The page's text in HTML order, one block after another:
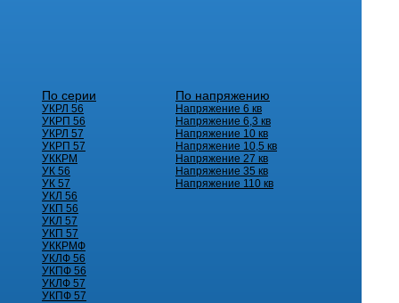
По серии
УКРЛ 56
УКРП 56
УКРЛ 57
УКРП 57
УККРМ
УК 56
УК 57
УКЛ 56
УКП 56
УКЛ 57
УКП 57
УККРМФ
УКЛФ 56
УКПФ 56
УКЛФ 57
УКПФ 57
По напряжению
Напряжение 6 кв
Напряжение 6,3 кв
Напряжение 10 кв
Напряжение 10,5 кв
Напряжение 27 кв
Напряжение 35 кв
Напряжение 110 кв